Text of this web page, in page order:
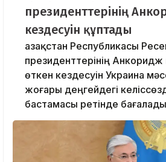
президенттерінің
кездесуін құптады
Қазақстан Республикасы
президенттерінің
өткен кездесуін Украина
жоғары деңгейдегі
бастамасы ретінде